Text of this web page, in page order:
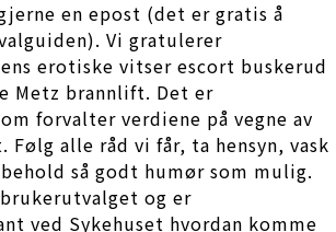
en epost (det er gratis å
Vi gratulerer
erotiske vitser escort buskerud
Metz brannlift. Det er
forvalter verdiene på vegne av
Følg alle råd vi får, ta hensyn, vask
så godt humør som mulig.
og er
ved Sykehuset hvordan komme